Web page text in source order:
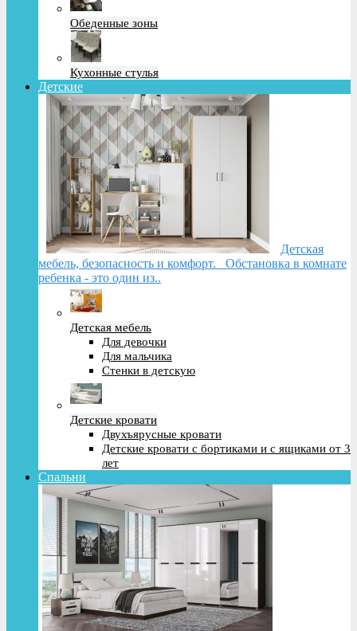
Обеденные зоны
Кухонные стулья
Детские
Детская
мебель, безопасность и комфорт. Обстановка в комнате
ребенка - это один из..
Детская мебель
Для девочки
Для мальчика
Стенки в детскую
Детские кровати
Двухъярусные кровати
Детские кровати с бортиками и с ящиками от 3
лет
Спальни